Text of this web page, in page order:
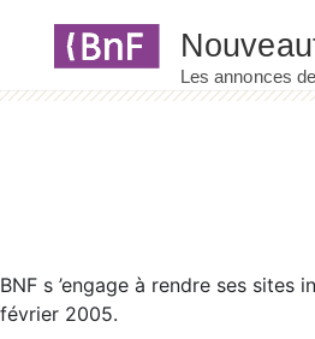
BNF s ’engage à rendre ses
février 2005.